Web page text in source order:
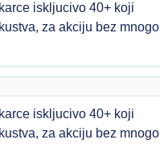
iskljucivo 40+ koji
za akciju bez mnogo
iskljucivo 40+ koji
za akciju bez mnogo